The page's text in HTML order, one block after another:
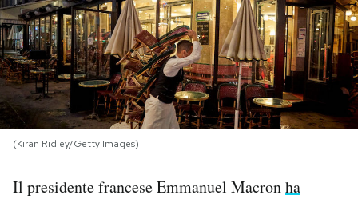
NEWSLETTER
I MIEI PREFERITI
SHOP
(Kiran Ridley/Getty Images)
Il presidente francese Emmanuel Macronha